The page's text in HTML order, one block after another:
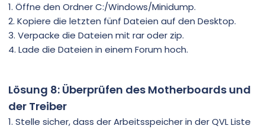
1. Öffne den Ordner C:/Windows/Minidump.
2. Kopiere die letzten fünf Dateien auf den Desktop.
3. Verpacke die Dateien mit rar oder zip.
4. Lade die Dateien in einem Forum hoch.
Lösung 8: Überprüfen des Motherboards und
der Treiber
1. Stelle sicher, dass der Arbeitsspeicher in der QVL Liste